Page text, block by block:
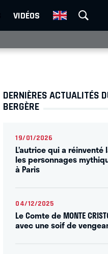
VIDÉOS
DERNIÈRES ACTUALITÉS
BERGÈRE
19/01/2026
L’autrice qui a
les personnages
à Paris
04/12/2025
Le Comte de MONTE
avec une soif de